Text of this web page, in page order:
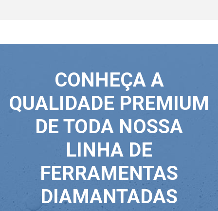
CONHEÇA A
QUALIDADE PREMIUM
DE TODA NOSSA
LINHA DE
FERRAMENTAS
DIAMANTADAS